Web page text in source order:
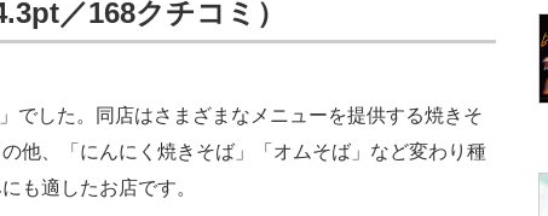
／168クチコミ）
した。同店はさまざまなメニューを提供する焼きそ
他、「にんにく焼きそば」「オムそば」など変わり種
も適したお店です。